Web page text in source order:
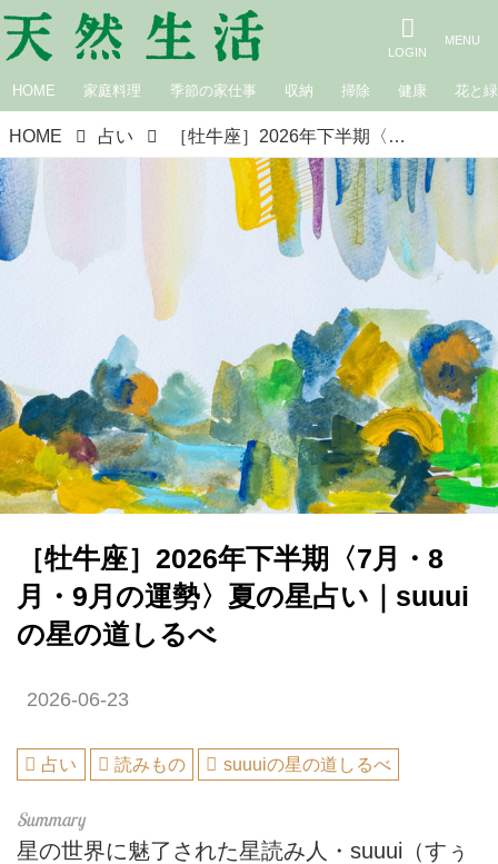
HOME 家庭料理 季節の家仕事 収納 掃除 健康 花と緑
HOME 占い ［牡牛座］2026年下半期〈7月・8月・9月の運勢〉夏の星占い｜suuuiの星の道しるべ
［牡牛座］2026年下半期〈7月・8
月・9月の運勢〉夏の星占い｜suuui
の星の道しるべ
2026-06-23
占い 読みもの suuuiの星の道しるべ
星の世界に魅了された星読み人・suuui（すぅ